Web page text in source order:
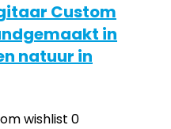
Custom
in
natuur in
wishlist 0